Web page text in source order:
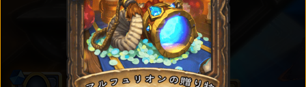
スタンダードカード
カードパックを買う